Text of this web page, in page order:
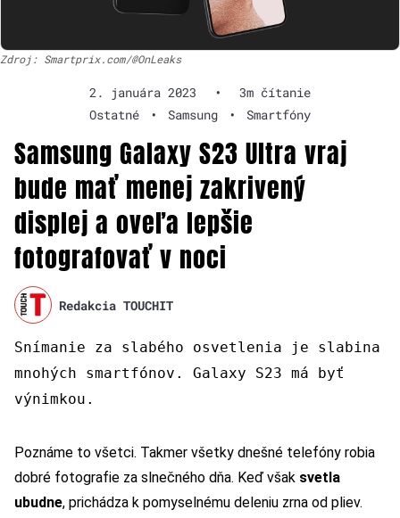
Zdroj: Smartprix.com/@OnLeaks
2. januára 2023 •
3m čítanie
Ostatné
• Samsung • Smartfóny
Samsung Galaxy S23 Ultra vraj
bude mať menej zakrivený
displej a oveľa lepšie
fotografovať v noci
Redakcia TOUCHIT
Snímanie za slabého osvetlenia je slabina
mnohých smartfónov. Galaxy S23 má byť
výnimkou.
Poznáme to všetci. Takmer všetky dnešné telefóny robia
dobré fotografie za slnečného dňa. Keď však svetla
ubudne, prichádza k pomyselnému deleniu zrna od pliev.